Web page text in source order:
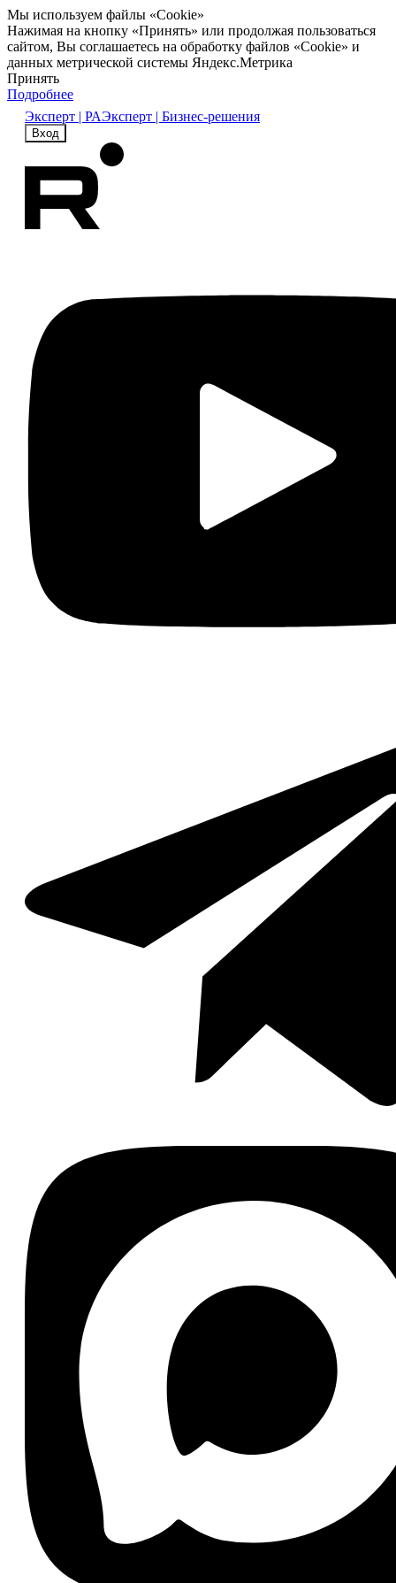
Мы используем файлы «Cookie»
Нажимая на кнопку «Принять» или продолжая пользоваться
сайтом, Вы соглашаетесь на обработку файлов «Cookie» и
данных метрической системы Яндекс.Метрика
Принять
Подробнее
Эксперт | РАЭксперт | Бизнес-решения
Вход